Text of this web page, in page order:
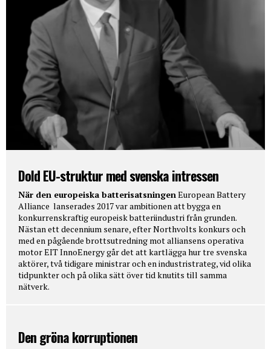
Dold EU-struktur med svenska intressen
När den europeiska batterisatsningen European Battery
Alliance lanserades 2017 var ambitionen att bygga en
konkurrenskraftig europeisk batteriindustri från grunden.
Nästan ett decennium senare, efter Northvolts konkurs och
med en pågående brottsutredning mot alliansens operativa
motor EIT InnoEnergy går det att kartlägga hur tre svenska
aktörer, två tidigare ministrar och en industristrateg, vid olika
tidpunkter och på olika sätt över tid knutits till samma
nätverk.
Den gröna korruptionen